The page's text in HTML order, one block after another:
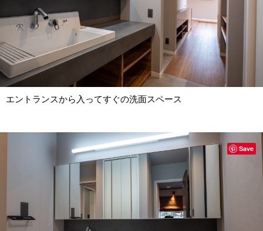
エントランスから入ってすぐの洗面スペース
Save